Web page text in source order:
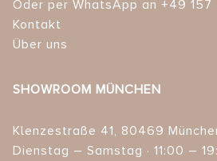
Oder per WhatsApp an +49
Kontakt
Über uns
SHOWROOM MÜNCHEN
Klenzestraße 41, 80469
Dienstag – Samstag · 11:00 –